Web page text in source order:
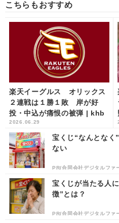
こちらもおすすめ
楽天イーグルス オリックス
２連戦は１勝１敗 岸が好
投・中込が痛恨の被弾 | khb
東日本放送
2026.06.29
宝くじ“なんとなく
ない
PR(合同会社デジタルファ
宝くじが当たる人
徴”とは？
PR(合同会社デジタルファ